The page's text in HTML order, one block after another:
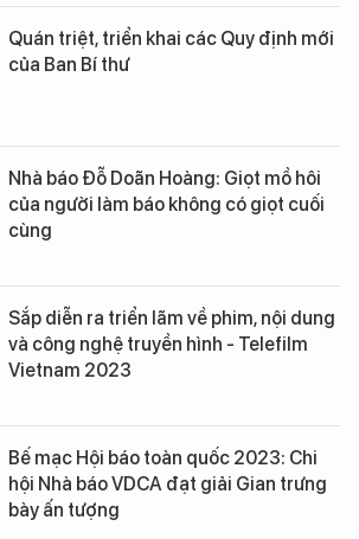
Quán triệt, triển khai các Quy định mới
của Ban Bí thư
Nhà báo Đỗ Doãn Hoàng: Giọt mồ hôi
của người làm báo không có giọt cuối
cùng
Sắp diễn ra triển lãm về phim, nội dung
và công nghệ truyền hình - Telefilm
Vietnam 2023
Bế mạc Hội báo toàn quốc 2023: Chi
hội Nhà báo VDCA đạt giải Gian trưng
bày ấn tượng